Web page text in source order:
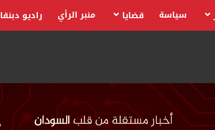
سياسة قضايا منبر الرأي راديو دبنقا